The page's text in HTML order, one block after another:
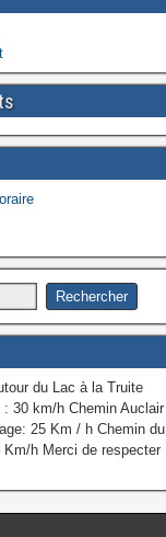
du Lac à la Truite
30 km/h Chemin Auclair
25 Km / h Chemin du
h Merci de respecter